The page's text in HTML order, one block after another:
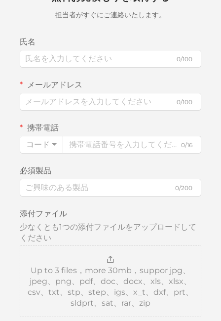
担当者がすぐにご連絡いたします。
氏名
0/100
メールアドレス
0/100
携帯電話
コード
0/16
必須製品
0/200
添付ファイル
少なくとも1つの添付ファイルをアップロードして
ください
Up to 3 files，more 30mb，suppor jpg、
jpeg、png、pdf、doc、docx、xls、xlsx、
csv、txt、stp、step、igs、x_t、dxf、prt、
sldprt、sat、rar、zip